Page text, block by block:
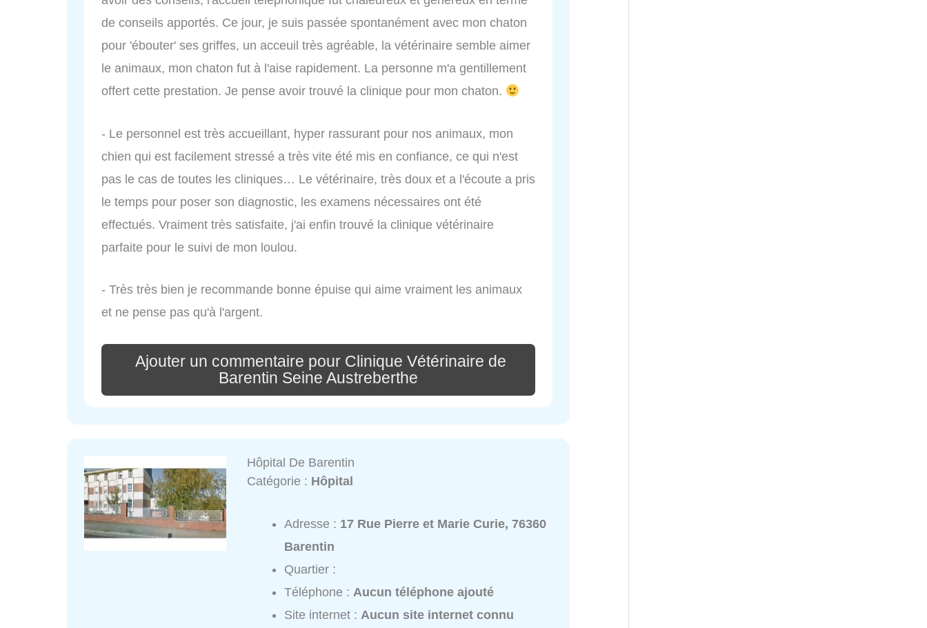
de conseils apportés. Ce jour, je suis passée spontanément avec mon chaton
pour 'ébouter' ses griffes, un acceuil très agréable, la vétérinaire semble aimer
le animaux, mon chaton fut à l'aise rapidement. La personne m'a gentillement
offert cette prestation. Je pense avoir trouvé la clinique pour mon chaton.
- Le personnel est très accueillant, hyper rassurant pour nos animaux, mon
chien qui est facilement stressé a très vite été mis en confiance, ce qui n'est
pas le cas de toutes les cliniques… Le vétérinaire, très doux et a l'écoute a pris
le temps pour poser son diagnostic, les examens nécessaires ont été
effectués. Vraiment très satisfaite, j'ai enfin trouvé la clinique vétérinaire
parfaite pour le suivi de mon loulou.
- Très très bien je recommande bonne épuise qui aime vraiment les animaux
et ne pense pas qu'à l'argent.
Ajouter un commentaire pour Clinique Vétérinaire de
Barentin Seine Austreberthe
Hôpital De Barentin
Catégorie : Hôpital
Adresse : 17 Rue Pierre et Marie Curie, 76360
Barentin
Quartier :
Téléphone :Aucun téléphone ajouté
Site internet :Aucun site internet connu